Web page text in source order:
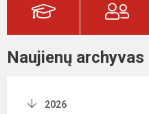
Naujienų archyvas
2026